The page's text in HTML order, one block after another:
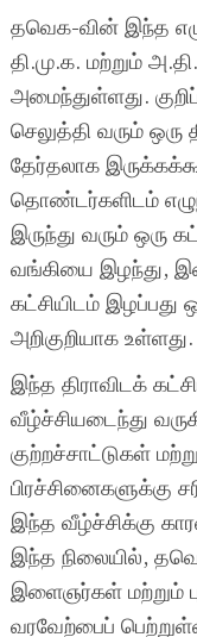
தவெக-வின் இந்த
தி.மு.க. மற்றும்
அமைந்துள்ளது.
செலுத்தி வரும் ஒரு
தேர்தலாக
தொண்டர்களிடம்
இருந்து வரும் ஒரு
வங்கியை இழந்து,
கட்சியிடம் இழப்பது
அறிகுறியாக உள்ளது.
இந்த திராவிடக்
வீழ்ச்சியடைந்து
குற்றச்சாட்டுகள்
பிரச்சினைகளுக்கு
இந்த வீழ்ச்சிக்கு
இந்த நிலையில்,
இளைஞர்கள் மற்றும்
வரவேற்பைப்